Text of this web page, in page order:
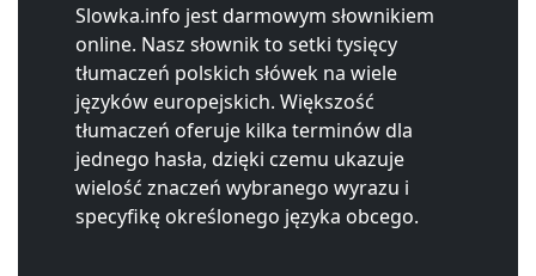
Slowka.info jest darmowym słownikiem
online. Nasz słownik to setki tysięcy
tłumaczeń polskich słówek na wiele
języków europejskich. Większość
tłumaczeń oferuje kilka terminów dla
jednego hasła, dzięki czemu ukazuje
wielość znaczeń wybranego wyrazu i
specyfikę określonego języka obcego.